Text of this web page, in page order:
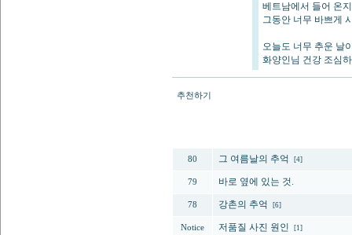
베트남에서 들어 온
그동안 너무 바쁘게
오늘도 너무 추운 날
화양인님 건강 조심
추천하기
80 그 여름날의 추억 [4]
79 바로 옆에 있는 것.
78 강촌의 추억 [6]
Notice 저품질 사진 원인 [1]